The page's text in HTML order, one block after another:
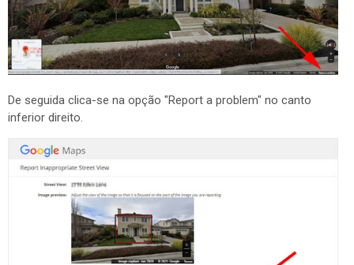
De seguida clica-se na opção "Report a problem" no canto
inferior direito.